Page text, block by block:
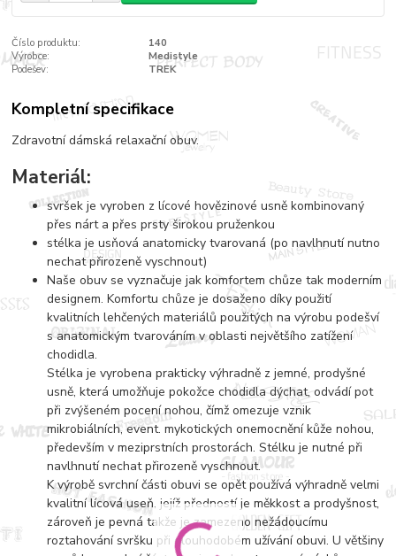
Číslo produktu:
140
Výrobce:
Medistyle
Podešev:
TREK
Kompletní specifikace
Zdravotní dámská relaxační obuv.
Materiál:
svršek je vyroben z lícové hovězinové usně kombinovaný
přes nárt a přes prsty širokou pruženkou
stélka je usňová anatomicky tvarovaná (po navlhnutí nutno
nechat přirozeně vyschnout)
Naše obuv se vyznačuje jak komfortem chůze tak moderním
designem. Komfortu chůze je dosaženo díky použití
kvalitních lehčených materiálů použitých na výrobu podešví
s anatomickým tvarováním v oblasti největšího zatížení
chodidla.
Stélka je vyrobena prakticky výhradně z jemné, prodyšné
usně, která umožňuje pokožce chodidla dýchat, odvádí pot
při zvýšeném pocení nohou, čímž omezuje vznik
mikrobiálních, event. mykotických onemocnění kůže nohou,
především v meziprstních prostorách. Stélku je nutné při
navlhnutí nechat přirozeně vyschnout.
K výrobě svrchní části obuvi se opět používá výhradně velmi
kvalitní lícová useň, jejíž předností je měkkost a prodyšnost,
zároveň je pevná takže je zamezeno nežádoucímu
roztahování svršku při dlouhodobém užívání obuvi. U většiny